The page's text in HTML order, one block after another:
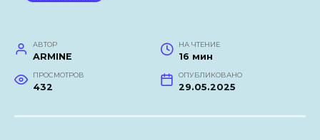
АВТОР
ARMINE
НА ЧТЕНИЕ
16 мин
ПРОСМОТРОВ
432
ОПУБЛИКОВАНО
29.05.2025